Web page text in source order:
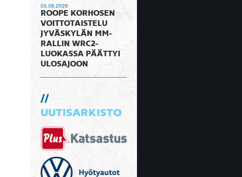
03.08.2026
ROOPE KORHOSEN
VOITTOTAISTELU
JYVÄSKYLÄN MM-
RALLIN WRC2-
LUOKASSA PÄÄTTYI
ULOSAJOON
UUTISARKISTO